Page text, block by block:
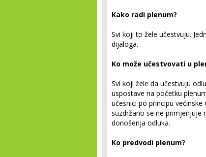
Kako radi plenum?
Svi koji to žele učestvuju.
dijaloga.
Ko može učestvovati u
Svi koji žele da učestvuju
uspostave na početku
učesnici po principu
suzdržano se ne primjenjuje
donošenja odluka.
Ko predvodi plenum?